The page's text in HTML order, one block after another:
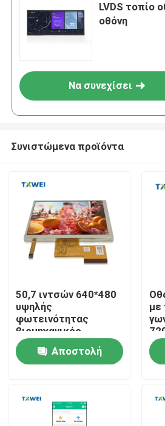
Σπίτι
Σχετικά με εμάς
LVDS τοπίο
οθόνη
Να συνεχίσει
Συνιστώμενα προϊόντα
50,7 ιντσών 640*480
υψηλής
φωτεινότητας
βιομηχανικός
εξοπλισμός και
όργανα σε
αποθέματα, οθόνη
Αποστολή
με